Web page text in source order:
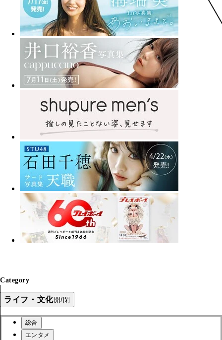
Category
ライフ・文化開/閉
総合
エンタメ